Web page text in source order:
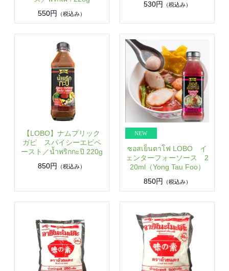
550円
（税込み）
530円 （税込み）
【LOBO】ナムプリック
ガピ スパイシーエビペ
ースト／น้ำพริกกะปิ 220g
850円
（税込み）
ซอสเย็นตาโฟ LOBO イ
ェンターフォーソース 2
20ml（Yong Tau Foo）
850円
（税込み）